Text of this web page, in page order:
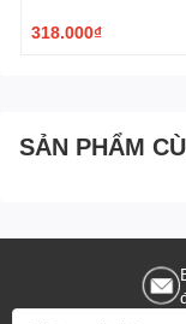
318.000₫
SẢN PHẨM